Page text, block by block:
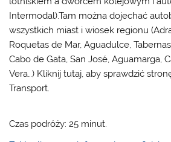
Intermodal).Tam można dojechać
wszystkich miast i wiosek regionu
Roquetas de Mar, Aguadulce,
Cabo de Gata, San José, Aguamarga,
Vera…) Kliknij tutaj, aby sprawdzić
Transport.
Czas podróży: 25 minut.